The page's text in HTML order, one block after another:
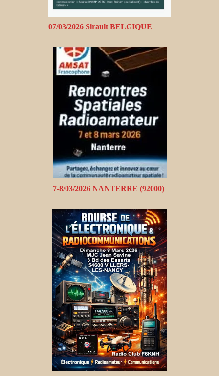
07/03/2026 Sirault BELGIQUE
7-8/03/2026 NANTERRE (92000)